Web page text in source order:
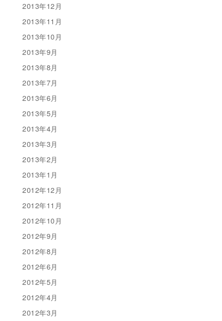
2013年12月
2013年11月
2013年10月
2013年9月
2013年8月
2013年7月
2013年6月
2013年5月
2013年4月
2013年3月
2013年2月
2013年1月
2012年12月
2012年11月
2012年10月
2012年9月
2012年8月
2012年6月
2012年5月
2012年4月
2012年3月